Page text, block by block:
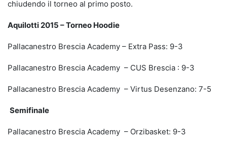
chiudendo il torneo al primo posto.
Aquilotti 2015 – Torneo Hoodie
Pallacanestro Brescia Academy – Extra Pass: 9-3
Pallacanestro Brescia Academy – CUS Brescia : 9-3
Pallacanestro Brescia Academy – Virtus Desenzano: 7-5
Semifinale
Pallacanestro Brescia Academy – Orzibasket: 9-3